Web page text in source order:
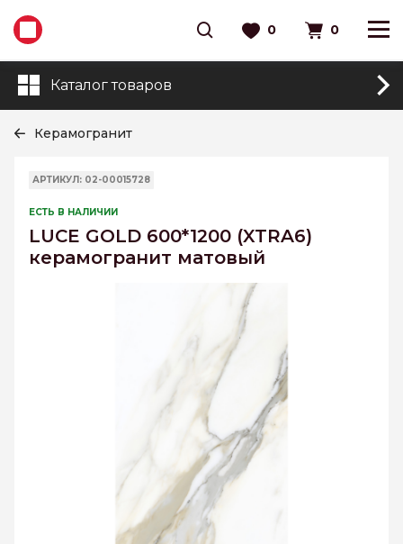
0 0
Каталог товаров
Керамогранит
АРТИКУЛ: 02-00015728
ЕСТЬ В НАЛИЧИИ
LUCE GOLD 600*1200 (XTRA6)
керамогранит матовый